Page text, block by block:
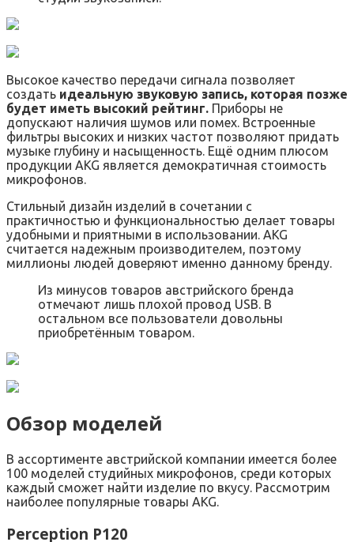
Высокое качество передачи сигнала позволяет
создать идеальную звуковую запись, которая позже
будет иметь высокий рейтинг. Приборы не
допускают наличия шумов или помех. Встроенные
фильтры высоких и низких частот позволяют придать
музыке глубину и насыщенность. Ещё одним плюсом
продукции AKG является демократичная стоимость
микрофонов.
Стильный дизайн изделий в сочетании с
практичностью и функциональностью делает товары
удобными и приятными в использовании. AKG
считается надежным производителем, поэтому
миллионы людей доверяют именно данному бренду.
Из минусов товаров австрийского бренда
отмечают лишь плохой провод USB. В
остальном все пользователи довольны
приобретённым товаром.
Обзор моделей
В ассортименте австрийской компании имеется более
100 моделей студийных микрофонов, среди которых
каждый сможет найти изделие по вкусу. Рассмотрим
наиболее популярные товары AKG.
Perception P120